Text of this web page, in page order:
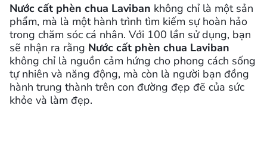
Nước cất phèn chua Laviban không chỉ là một sản
phẩm, mà là một hành trình tìm kiếm sự hoàn hảo
trong chăm sóc cá nhân. Với 100 lần sử dụng, bạn
sẽ nhận ra rằng Nước cất phèn chua Laviban
không chỉ là nguồn cảm hứng cho phong cách sống
tự nhiên và năng động, mà còn là người bạn đồng
hành trung thành trên con đường đẹp đẽ của sức
khỏe và làm đẹp.